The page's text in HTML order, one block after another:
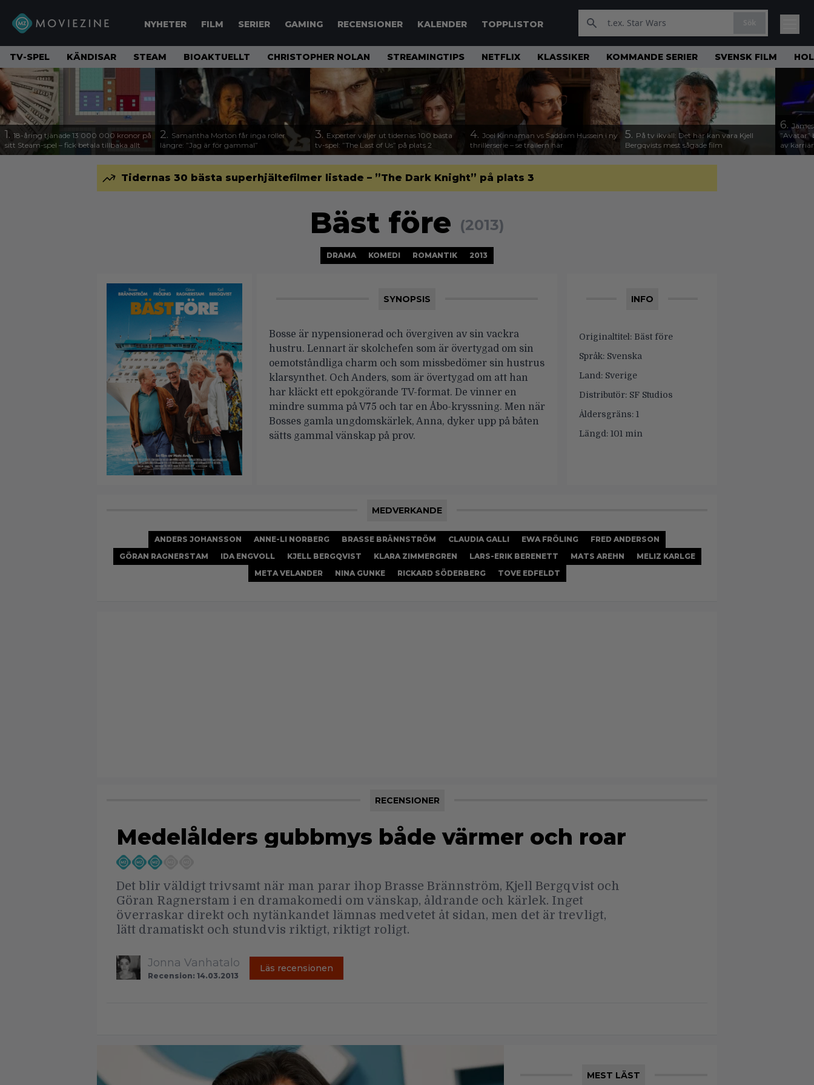
NYHETER FILM SERIER GAMING RECENSIONER KALENDER TOPPLISTOR
TV-SPEL KÄNDISAR STEAM BIOAKTUELLT CHRISTOPHER NOLAN STREAMINGTIPS NETFLIX KLASSIKER KOMMANDE SERIER SVENSK FILM
1. 18-åring tjänade 13 000 000 kronor på
sitt Steam-spel – fick betala tillbaka allt
2. Samantha Morton får inga roller
längre: ”Jag är för gammal”
3. Experter väljer ut tidernas 100 bästa
tv-spel: ”The Last of Us” på plats 2
4. Joel Kinnaman vs Saddam Hussein i ny
thrillerserie – se trailern här
5. På tv ikväll: Det här kan vara Kjell
Bergqvists mest sågade film
6.
”Avatar”
av
Tidernas 30 bästa superhjältefilmer listade – ”The Dark Knight” på plats 3
Bäst före (2013)
DRAMA KOMEDI ROMANTIK 2013
SYNOPSIS
Bosse är nypensionerad och övergiven av sin vackra
hustru. Lennart är skolchefen som är övertygad om sin
oemotståndliga charm och som missbedömer sin hustrus
klarsynthet. Och Anders, som är övertygad om att han
har kläckt ett epokgörande TV-format. De vinner en
mindre summa på V75 och tar en Åbo-kryssning. Men när
Bosses gamla ungdomskärlek, Anna, dyker upp på båten
sätts gammal vänskap på prov.
INFO
Originaltitel: Bäst före
Språk: Svenska
Land: Sverige
Distributör: SF Studios
Åldersgräns: 1
Längd: 101 min
MEDVERKANDE
ANDERS JOHANSSON ANNE-LI NORBERG BRASSE BRÄNNSTRÖM CLAUDIA GALLI EWA FRÖLING
FRED ANDERSON
GÖRAN RAGNERSTAM
IDA ENGVOLL KJELL BERGQVIST KLARA ZIMMERGREN LARS-ERIK BERENETT MATS AREHN
MELIZ KARLGE
META VELANDER
NINA GUNKE RICKARD SÖDERBERG TOVE EDFELDT
RECENSIONER
Medelålders gubbmys både värmer och roar
Det blir väldigt trivsamt när man parar ihop Brasse Brännström, Kjell Bergqvist och
Göran Ragnerstam i en dramakomedi om vänskap, åldrande och kärlek. Inget
överraskar direkt och nytänkandet lämnas medvetet åt sidan, men det är trevligt,
lätt dramatiskt och stundvis riktigt, riktigt roligt.
Jonna Vanhatalo
Recension: 14.03.2013
Läs recensionen
MEST LÄST